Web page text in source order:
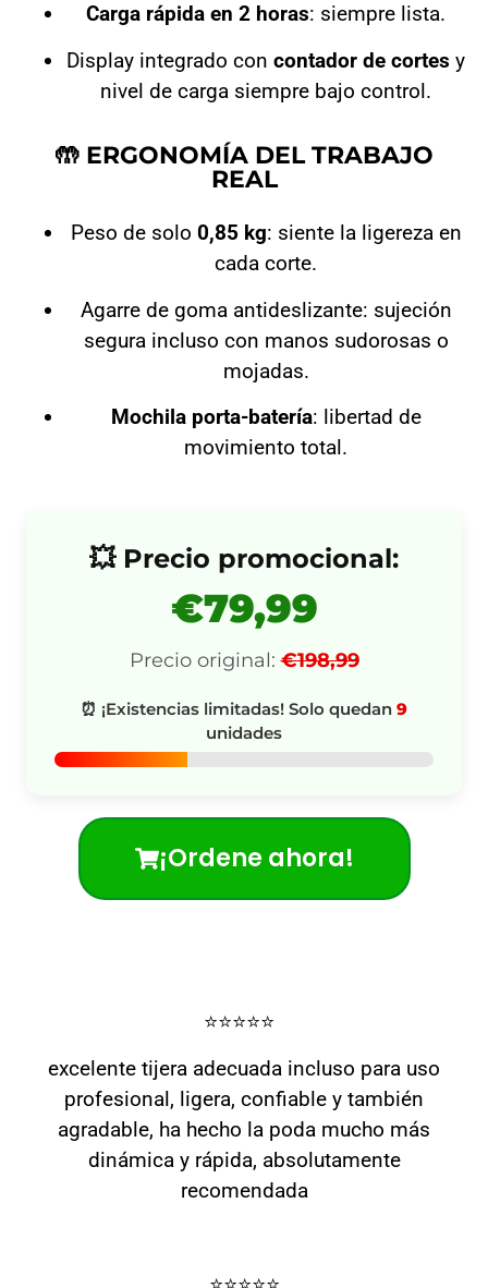
Carga rápida en 2 horas: siempre lista.
Display integrado con contador de cortes y
nivel de carga siempre bajo control.
🤲 ERGONOMÍA DEL TRABAJO
REAL
Peso de solo 0,85 kg: siente la ligereza en
cada corte.
Agarre de goma antideslizante: sujeción
segura incluso con manos sudorosas o
mojadas.
Mochila porta-batería: libertad de
movimiento total.
💥 Precio promocional:
€79,99
Precio original: €198,99
⏰ ¡Existencias limitadas! Solo quedan 9
unidades
¡Ordene ahora!
⭐️⭐️⭐️⭐️⭐️
excelente tijera adecuada incluso para uso
profesional, ligera, confiable y también
agradable, ha hecho la poda mucho más
dinámica y rápida, absolutamente
recomendada